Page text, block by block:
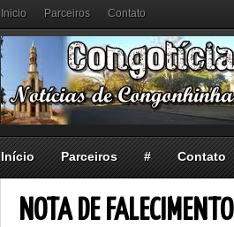
Inicio Parceiros Contato
Início Parceiros # Contato
NOTA DE FALECIMENTO